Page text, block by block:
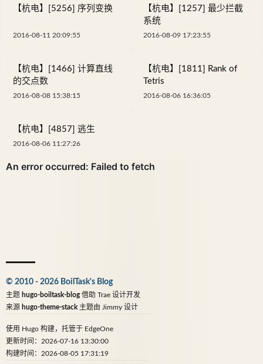
【杭电】[5256] 序列变换
2016-08-11 20:09:55
【杭电】[1257] 最少拦截
系统
2016-08-09 17:23:55
【杭电】[1466] 计算直线
的交点数
2016-08-08 15:38:15
【杭电】[1811] Rank of
Tetris
2016-08-06 16:36:05
【杭电】[4857] 逃生
2016-08-06 11:27:26
© 2010 - 2026 BoilTask's Blog
主题 hugo-boiltask-blog借助 Trae 设计开发
来源 hugo-theme-stack 主题由 Jimmy 设计
使用 Hugo 构建，托管于 EdgeOne
更新时间：2026-07-16 13:30:00
构建时间：2026-08-05 17:31:19